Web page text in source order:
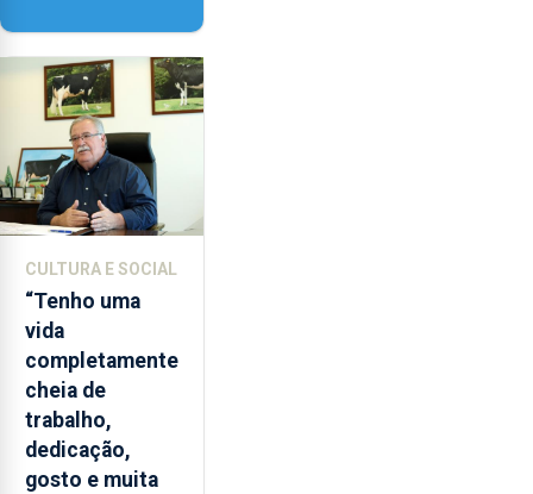
Paisagem’
CULTURA E SOCIAL
“Tenho uma
vida
completamente
cheia de
trabalho,
dedicação,
gosto e muita